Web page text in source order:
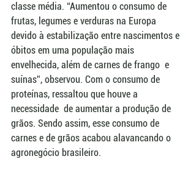
classe média. “Aumentou o consumo de
frutas, legumes e verduras na Europa
devido à estabilização entre nascimentos e
óbitos em uma população mais
envelhecida, além de carnes de frango  e
suínas”, observou. Com o consumo de
proteínas, ressaltou que houve a
necessidade  de aumentar a produção de
grãos. Sendo assim, esse consumo de
carnes e de grãos acabou alavancando o
agronegócio brasileiro.